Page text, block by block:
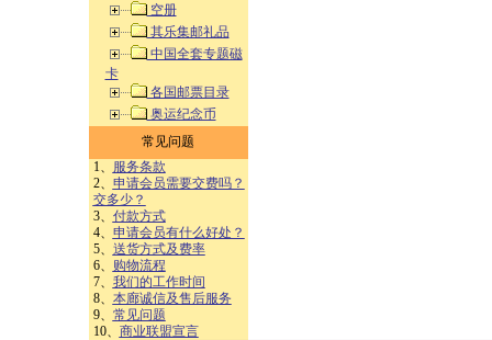
空册
其乐集邮礼品
中国全套专题磁
卡
各国邮票目录
奥运纪念币
常见问题
1、
服务条款
2、 申请会员需要交费吗？
交多少？
3、 付款方式
4、 申请会员有什么好处？
5、 送货方式及费率
6、
购物流程
7、 我们的工作时间
8、 本廊诚信及售后服务
9、 常见问题
10、 商业联盟宣言